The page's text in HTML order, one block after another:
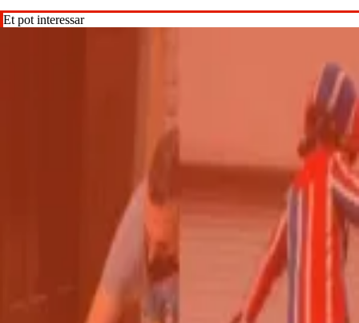
Et pot interessar